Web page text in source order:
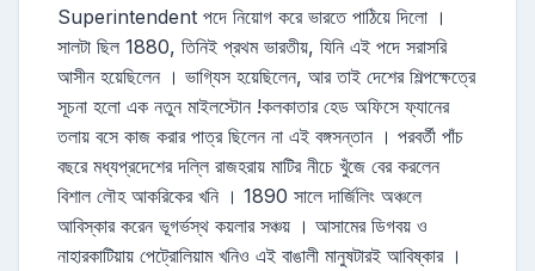
Superintendent পদে নিয়োগ করে ভারতে পাঠিয়ে দিলো ।
সালটা ছিল 1880, তিনিই প্রথম ভারতীয়, যিনি এই পদে সরাসরি
আসীন হয়েছিলেন । ভাগ্যিস হয়েছিলেন, আর তাই দেশের শিল্পক্ষেত্রে
সূচনা হলো এক নতুন মাইলস্টোন !কলকাতার হেড অফিসে ফ্যানের
তলায় বসে কাজ করার পাত্র ছিলেন না এই বঙ্গসন্তান । পরবর্তী পাঁচ
বছরে মধ্যপ্রদেশের দল্লি রাজহরায় মাটির নীচে খুঁজে বের করলেন
বিশাল লৌহ আকরিকের খনি । 1890 সালে দার্জিলিং অঞ্চলে
আবিস্কার করেন ভূগর্ভস্থ কয়লার সঞ্চয় । আসামের ডিগবয় ও
নাহারকাটিয়ায় পেট্রোলিয়াম খনিও এই বাঙালী মানুষটারই আবিষ্কার ।